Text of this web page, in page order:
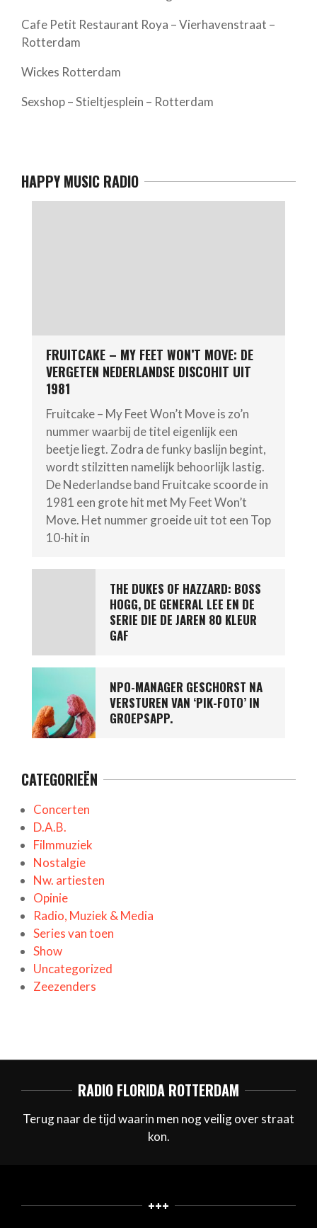
Cafe Petit Restaurant Roya – Vierhavenstraat –
Rotterdam
Wickes Rotterdam
Sexshop – Stieltjesplein – Rotterdam
HAPPY MUSIC RADIO
FRUITCAKE – MY FEET WON’T MOVE: DE
VERGETEN NEDERLANDSE DISCOHIT UIT
1981
Fruitcake – My Feet Won’t Move is zo’n
nummer waarbij de titel eigenlijk een
beetje liegt. Zodra de funky baslijn begint,
wordt stilzitten namelijk behoorlijk lastig.
De Nederlandse band Fruitcake scoorde in
1981 een grote hit met My Feet Won’t
Move. Het nummer groeide uit tot een Top
10-hit in
THE DUKES OF HAZZARD: BOSS
HOGG, DE GENERAL LEE EN DE
SERIE DIE DE JAREN 80 KLEUR
GAF
NPO-MANAGER GESCHORST NA
VERSTUREN VAN ‘PIK-FOTO’ IN
GROEPSAPP.
CATEGORIEËN
Concerten
D.A.B.
Filmmuziek
Nostalgie
Nw. artiesten
Opinie
Radio, Muziek & Media
Series van toen
Show
Uncategorized
Zeezenders
RADIO FLORIDA ROTTERDAM
Terug naar de tijd waarin men nog veilig over straat
kon.
+++